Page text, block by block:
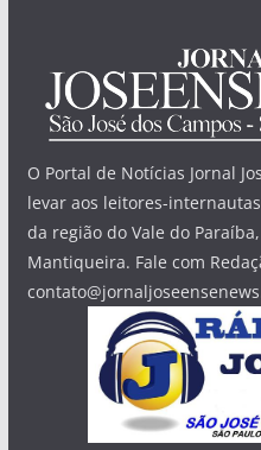
O Portal de Notícias Jornal
levar aos leitores-
da região do Vale do
Mantiqueira. Fale com